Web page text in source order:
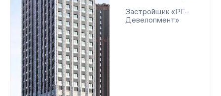
Застройщик «РГ-
Девелопмент»